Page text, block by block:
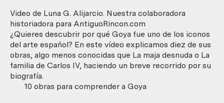
Video de Luna G. Alijarcio. Nuestra colaboradora
historiadora para AntiguoRincon.com
¿Quieres descubrir por qué Goya fue uno de los iconos
del arte español? En este vídeo explicamos diez de sus
obras, algo menos conocidas que La maja desnuda o La
familia de Carlos IV, haciendo un breve recorrido por su
biografía.
10 obras para comprender a Goya